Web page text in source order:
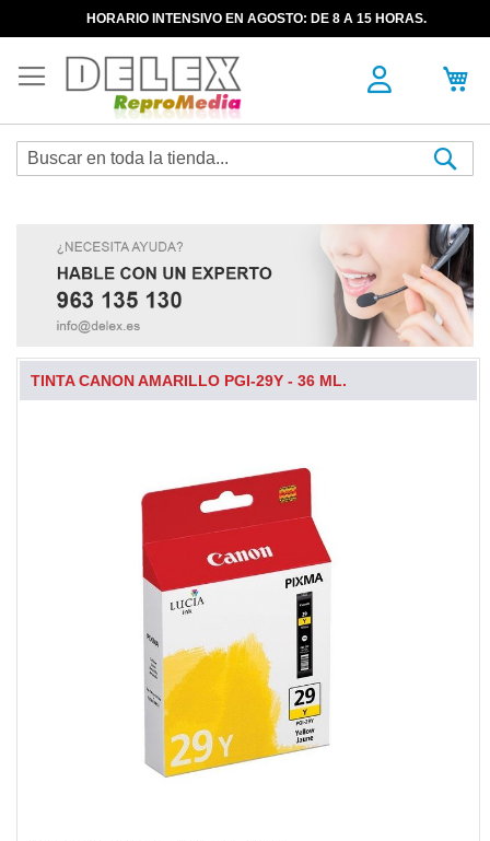
HORARIO INTENSIVO EN AGOSTO: DE 8 A 15 HORAS.
TINTA CANON AMARILLO PGI-29Y - 36 ML.